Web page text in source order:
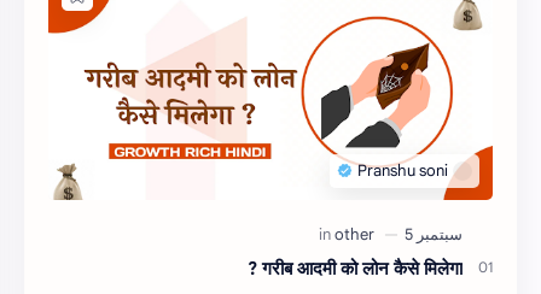
गरीब आदमी को लोन कैसे मिलेगा ?